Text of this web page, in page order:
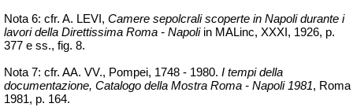
Nota 6: cfr. A. LEVI, Camere sepolcrali scoperte in Napoli durante i
lavori della Direttissima Roma - Napoliin MALinc, XXXI, 1926, p.
377 e ss., fig. 8.
Nota 7: cfr. AA. VV., Pompei, 1748 - 1980. I tempi della
documentazione, Catalogo della Mostra Roma - Napoli 1981, Roma
1981, p. 164.